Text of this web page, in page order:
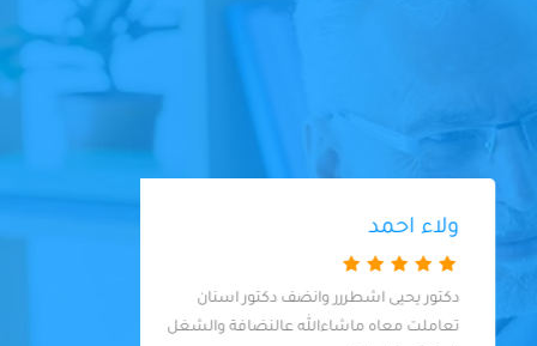
ولاء احمد
دكتور يحيى اشطررر وانضف دكتور اسنان
تعاملت معاه ماشاءالله عالنضافة والشغل